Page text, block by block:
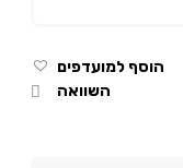
הוסף למועדפים
השוואה